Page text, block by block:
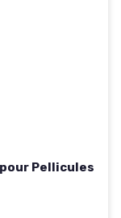
Pellicules